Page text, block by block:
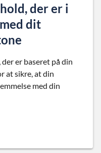
der er i
dit
er baseret på din
at sikre, at din
med din